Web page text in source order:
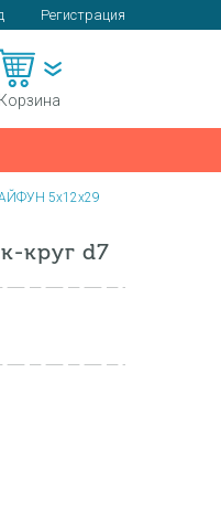
Регистрация
Корзина
5х12х29
круг d7